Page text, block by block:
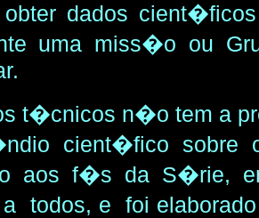
obter dados
uma miss�o ou
t�cnicos n�o tem a
cient�fico sobre
aos f�s da S�rie,
todos, e foi